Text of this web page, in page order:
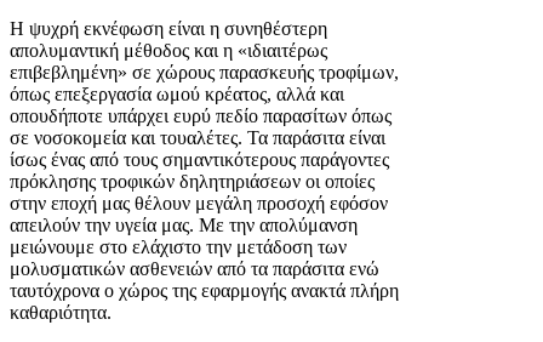
Η ψυχρή εκνέφωση είναι η συνηθέστερη
απολυμαντική μέθοδος και η «ιδιαιτέρως
επιβεβλημένη» σε χώρους παρασκευής τροφίμων,
όπως επεξεργασία ωμού κρέατος, αλλά και
οπουδήποτε υπάρχει ευρύ πεδίο παρασίτων όπως
σε νοσοκομεία και τουαλέτες. Τα παράσιτα είναι
ίσως ένας από τους σημαντικότερους παράγοντες
πρόκλησης τροφικών δηλητηριάσεων οι οποίες
στην εποχή μας θέλουν μεγάλη προσοχή εφόσον
απειλούν την υγεία μας. Με την απολύμανση
μειώνουμε στο ελάχιστο την μετάδοση των
μολυσματικών ασθενειών από τα παράσιτα ενώ
ταυτόχρονα ο χώρος της εφαρμογής ανακτά πλήρη
καθαριότητα.